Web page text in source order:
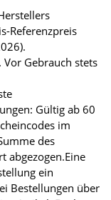
Referenzpreis
Gebrauch stets
Gültig ab 60
im
des
abgezogen.Eine
ein
Bestellungen über